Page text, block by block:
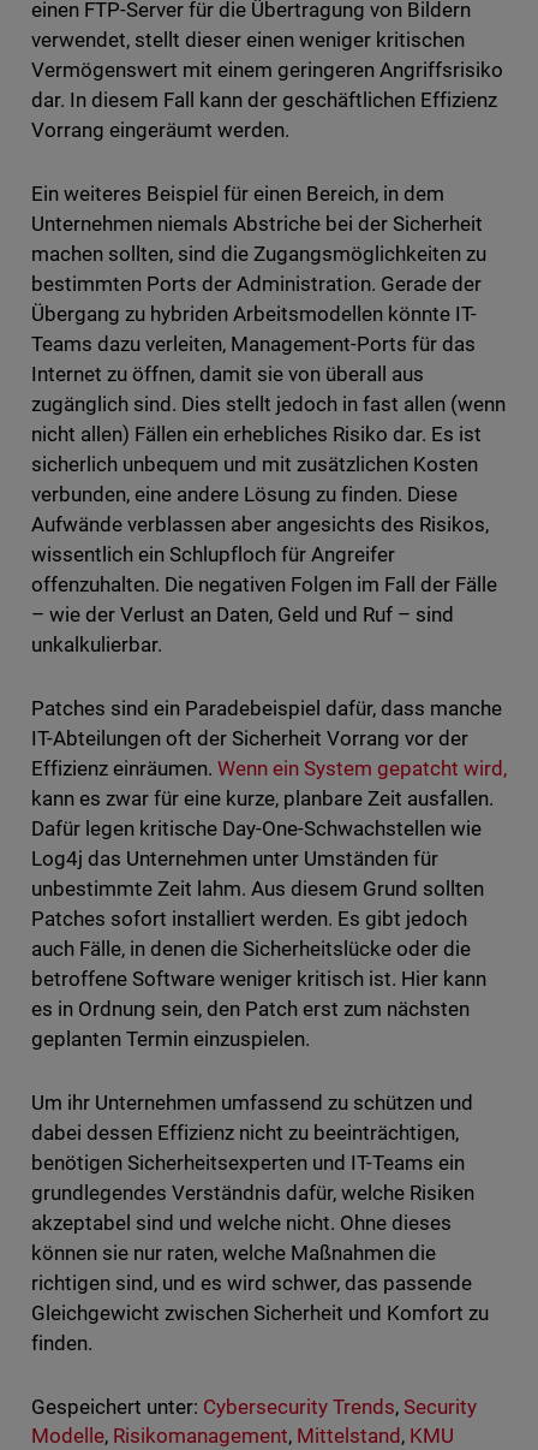
einen FTP-Server für die Übertragung von Bildern
verwendet, stellt dieser einen weniger kritischen
Vermögenswert mit einem geringeren Angriffsrisiko
dar. In diesem Fall kann der geschäftlichen Effizienz
Vorrang eingeräumt werden.
Ein weiteres Beispiel für einen Bereich, in dem
Unternehmen niemals Abstriche bei der Sicherheit
machen sollten, sind die Zugangsmöglichkeiten zu
bestimmten Ports der Administration. Gerade der
Übergang zu hybriden Arbeitsmodellen könnte IT-
Teams dazu verleiten, Management-Ports für das
Internet zu öffnen, damit sie von überall aus
zugänglich sind. Dies stellt jedoch in fast allen (wenn
nicht allen) Fällen ein erhebliches Risiko dar. Es ist
sicherlich unbequem und mit zusätzlichen Kosten
verbunden, eine andere Lösung zu finden. Diese
Aufwände verblassen aber angesichts des Risikos,
wissentlich ein Schlupfloch für Angreifer
offenzuhalten. Die negativen Folgen im Fall der Fälle
– wie der Verlust an Daten, Geld und Ruf – sind
unkalkulierbar.
Patches sind ein Paradebeispiel dafür, dass manche
IT-Abteilungen oft der Sicherheit Vorrang vor der
Effizienz einräumen. Wenn ein System gepatcht wird,
kann es zwar für eine kurze, planbare Zeit ausfallen.
Dafür legen kritische Day-One-Schwachstellen wie
Log4j das Unternehmen unter Umständen für
unbestimmte Zeit lahm. Aus diesem Grund sollten
Patches sofort installiert werden. Es gibt jedoch
auch Fälle, in denen die Sicherheitslücke oder die
betroffene Software weniger kritisch ist. Hier kann
es in Ordnung sein, den Patch erst zum nächsten
geplanten Termin einzuspielen.
Um ihr Unternehmen umfassend zu schützen und
dabei dessen Effizienz nicht zu beeinträchtigen,
benötigen Sicherheitsexperten und IT-Teams ein
grundlegendes Verständnis dafür, welche Risiken
akzeptabel sind und welche nicht. Ohne dieses
können sie nur raten, welche Maßnahmen die
richtigen sind, und es wird schwer, das passende
Gleichgewicht zwischen Sicherheit und Komfort zu
finden.
Gespeichert unter: Cybersecurity Trends,Security
Modelle, Risikomanagement, Mittelstand , KMU